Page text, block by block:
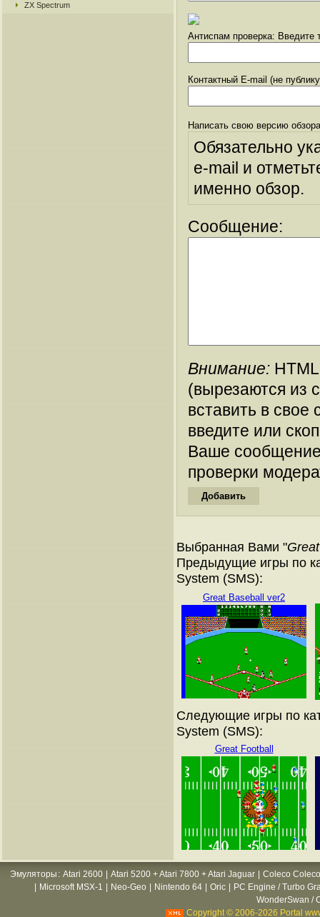
ZX Spectrum
Антиспам проверка: Введите
Контактный E-mail (не
Написать свою версию
Обязательно
e-mail и
именно обзор.
Сообщение:
Внимание:
(вырезаются из
вставить в
введите или
Ваше
проверки
Выбранная Вами "
Предыдущие игры по
System (SMS):
Great Baseball ver2
Следующие игры по
System (SMS):
Great Football
Эмуляторы : Atari 2600 Atari 5200 + Atari 7800 + Atari Jaguar
Coleco
Microsoft MSX-1 Neo-Geo Nintendo 64 Oric
PC Engine / Turbo
WonderSwan /
Copyright © 2006-2026 Portal